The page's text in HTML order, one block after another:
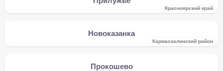
Красноярский край
Новоказанка
Кармаскалинский район
Прокошево